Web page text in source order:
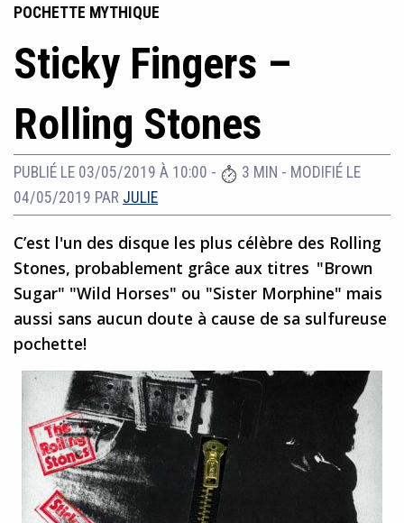
POCHETTE MYTHIQUE
Sticky Fingers –
Rolling Stones
PUBLIÉ LE 03/05/2019 À 10:00 - 3 MIN - MODIFIÉ LE
04/05/2019 PAR JULIE
C’est l'un des disque les plus célèbre des Rolling
Stones, probablement grâce aux titres "Brown
Sugar" "Wild Horses" ou "Sister Morphine" mais
aussi sans aucun doute à cause de sa sulfureuse
pochette!